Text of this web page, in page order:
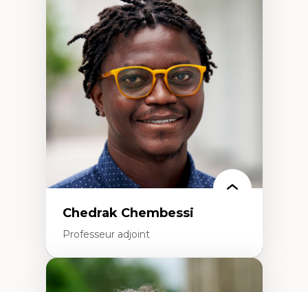
Didactique des sciences – processus
d’enquête et culture scientifique
Éducation en milieu minoritaire –
construction identitaire et conscience
critique
Technologies éducatives – ludification et
programmation pédagogique
La langue dans toutes les matières –
environnement discursif et langage
scientifique
Chedrak Chembessi
Professeur adjoint